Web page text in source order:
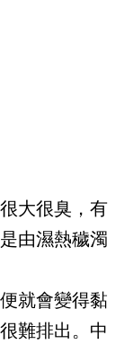
大很臭，有
由濕熱穢濁
就會變得黏
難排出。中